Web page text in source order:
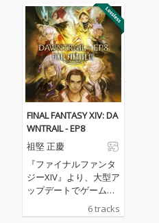
ヴィランズ』『暁月の
フィナーレ』『黄金の
レガシー』のゲーム実
装楽曲の中から、『FIN
AL FANTASY XIV ORCH
ESTRA CONCERT 2025 -
Eorzean Symphony-』
で演奏された迫力のフ
ルオーケストラアレン
ジ楽曲の数々を収録。
FINAL FANTASY XIV: DA
WNTRAIL - EP8
祖堅 正慶
『ファイナルファンタ
ジーXIV』より、大型ア
ップデートでゲーム内
に実装されている楽曲
から一部を収録したミ
6 tracks